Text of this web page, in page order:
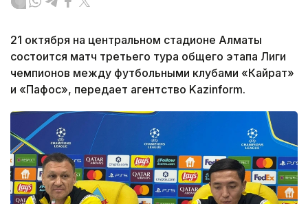
21 октября на центральном стадионе Алматы
состоится матч третьего тура общего этапа Лиги
чемпионов между футбольными клубами «Кайрат»
и «Пафос», передает агентство Kazinform.